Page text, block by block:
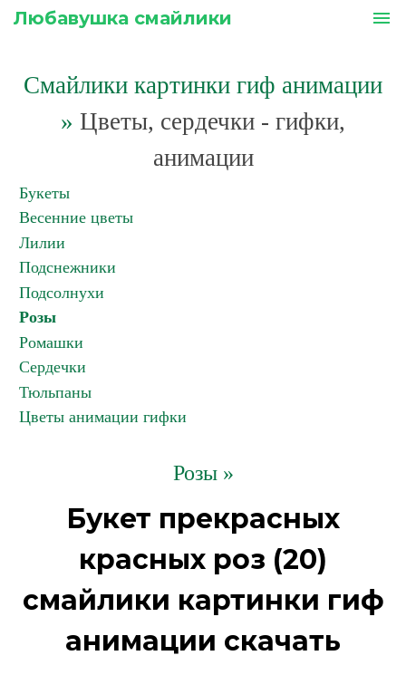
Любавушка смайлики menu
Смайлики картинки гиф анимации
» Цветы, сердечки - гифки,
анимации
Букеты
Весенние цветы
Лилии
Подснежники
Подсолнухи
Розы
Ромашки
Сердечки
Тюльпаны
Цветы анимации гифки
Розы »
Букет прекрасных
красных роз (20)
смайлики картинки гиф
анимации скачать